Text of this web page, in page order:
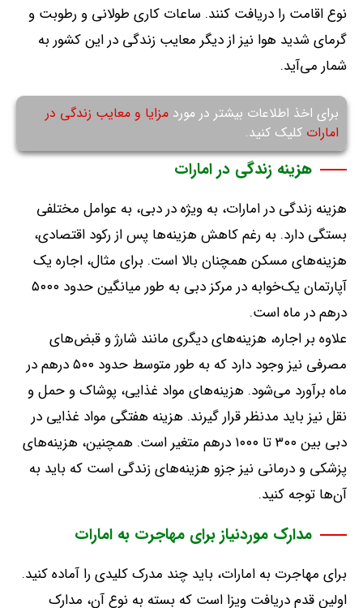
نوع اقامت را دریافت کنند. ساعات کاری طولانی و رطوبت و
گرمای شدید هوا نیز از دیگر معایب زندگی در این کشور به
شمار می‌آید.
برای اخذ اطلاعات بیشتر در مورد مزایا و معایب زندگی در
امارات کلیک کنید.
هزینه زندگی در امارات
هزینه زندگی در امارات، به ویژه در دبی، به عوامل مختلفی
بستگی دارد. به رغم کاهش هزینه‌ها پس از رکود اقتصادی،
هزینه‌های مسکن همچنان بالا است. برای مثال، اجاره یک
آپارتمان یک‌خوابه در مرکز دبی به طور میانگین حدود ۵۰۰۰
درهم در ماه است.
علاوه بر اجاره، هزینه‌های دیگری مانند شارژ و قبض‌های
مصرفی نیز وجود دارد که به طور متوسط حدود ۵۰۰ درهم در
ماه برآورد می‌شود. هزینه‌های مواد غذایی، پوشاک و حمل و
نقل نیز باید مدنظر قرار گیرند. هزینه هفتگی مواد غذایی در
دبی بین ۳۰۰ تا ۱۰۰۰ درهم متغیر است
. همچنین، هزینه‌های
پزشکی و درمانی نیز جزو هزینه‌های زندگی است که باید به
آن‌ها توجه کنید.
مدارک موردنیاز برای مهاجرت به امارات
برای مهاجرت به امارات، باید چند مدرک کلیدی را آماده کنید.
اولین قدم دریافت ویزا است که بسته به نوع آن، مدارک